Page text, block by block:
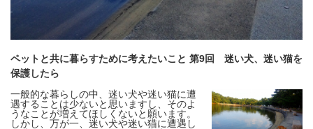
ペットと共に暮らすために考えたいこと 第9回 迷い犬、迷い猫を
保護したら
一般的な暮らしの中、迷い犬や迷い猫に遭
遇することは少ないと思いますし、そのよ
うなことが増えてほしくないと願います。
しかし、万が一、迷い犬や迷い猫に遭遇し